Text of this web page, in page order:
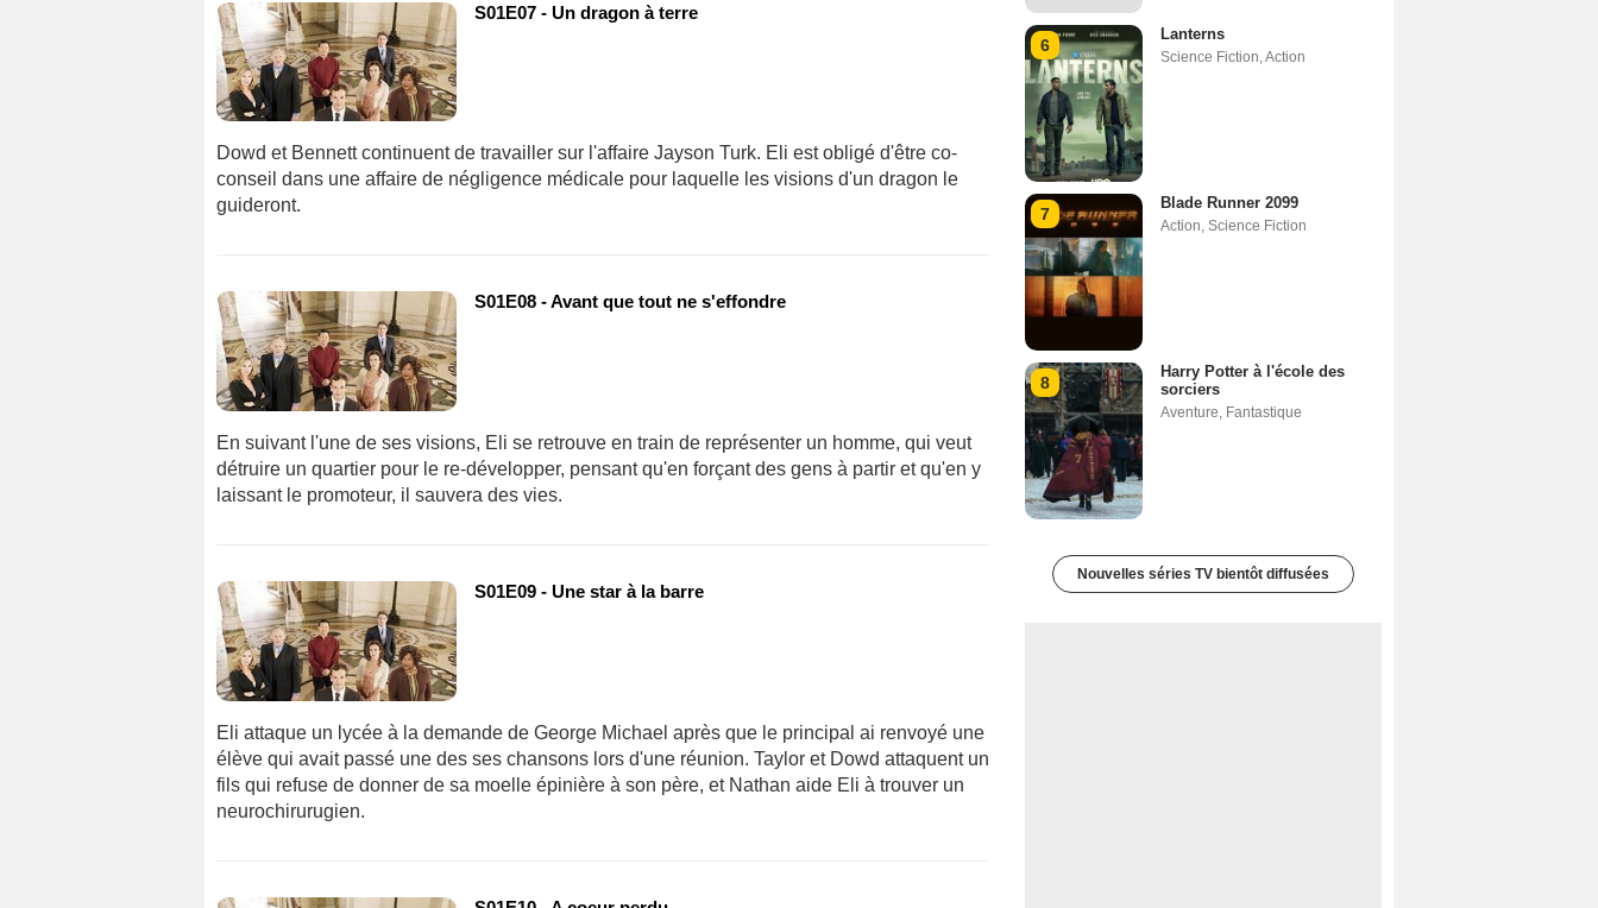
S01E07 - Un dragon à terre
Dowd et Bennett continuent de travailler sur l'affaire Jayson Turk. Eli est obligé d'être co-
conseil dans une affaire de négligence médicale pour laquelle les visions d'un dragon le
guideront.
S01E08 - Avant que tout ne s'effondre
En suivant l'une de ses visions, Eli se retrouve en train de représenter un homme, qui veut
détruire un quartier pour le re-développer, pensant qu'en forçant des gens à partir et qu'en y
laissant le promoteur, il sauvera des vies.
S01E09 - Une star à la barre
Eli attaque un lycée à la demande de George Michael après que le principal ai renvoyé une
élève qui avait passé une des ses chansons lors d'une réunion. Taylor et Dowd attaquent un
fils qui refuse de donner de sa moelle épinière à son père, et Nathan aide Eli à trouver un
neurochirurugien.
6
Lanterns
Science Fiction Action
7
Blade Runner 2099
Action Science Fiction
8
Harry Potter à l'école des
sorciers
Aventure Fantastique
Nouvelles séries TV bientôt diffusées